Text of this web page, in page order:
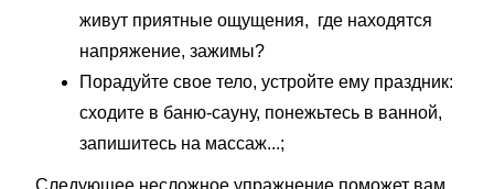
живут приятные ощущения, где находятся
напряжение, зажимы?
Порадуйте свое тело, устройте ему праздник:
сходите в баню-сауну, понежьтесь в ванной,
запишитесь на массаж...;
Следующее несложное упражнение поможет вам